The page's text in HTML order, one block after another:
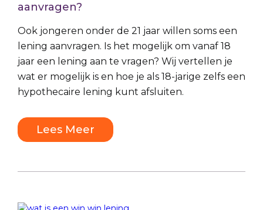
aanvragen?
Ook jongeren onder de 21 jaar willen soms een
lening aanvragen. Is het mogelijk om vanaf 18
jaar een lening aan te vragen? Wij vertellen je
wat er mogelijk is en hoe je als 18-jarige zelfs een
hypothecaire lening kunt afsluiten.
Lees Meer